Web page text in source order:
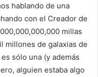
hablando de una
con el Creador de
millas
millones de galaxias de
sólo una (y además
alguien estaba algo